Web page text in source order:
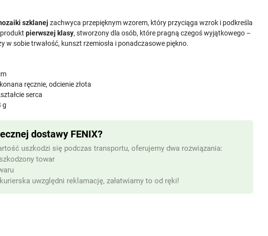
szklanej zachwyca przepięknym wzorem, który przyciąga wzrok i podkreśla
produktpierwszej klasy, stworzony dla osób, które pragną czegoś wyjątkowego –
w sobie trwałość, kunszt rzemiosła i ponadczasowe piękno.
ręcznie, odcienie złota
serca
g
dostawy FENIX?
uszkodzi się podczas transportu, oferujemy dwa rozwiązania:
towar
uwzględni reklamację, załatwiamy to od ręki!